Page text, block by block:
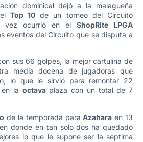
dominical dejó a la malagueña
Top 10 de un torneo del Circuito
vez ocurrió en el ShopRite LPGA
eventos del Circuito que se disputa a
sus 66 golpes, la mejor cartulina de
media docena de jugadoras que
lo que le sirvió para remontar 22
la octavaplaza con un total de 7
de la temporada paraAzahara en 13
donde en tan solo dos ha quedado
lo que le supone ser la séptima